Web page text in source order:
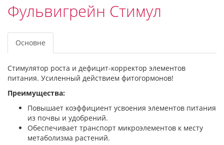
Фульвигрейн Стимул
Основне
Стимулятор роста и дефицит-корректор элементов
питания. Усиленный действием фитогормонов!
Преимущества:
Повышает коэффициент усвоения элементов питания
из почвы и удобрений.
Обеспечивает транспорт микроэлементов к месту
метаболизма растений.